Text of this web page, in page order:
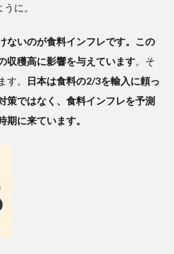
に。
ないのが食料インフレです。この
収穫高に影響を与えています。そ
。
日本は食料の2/3を輸入に頼っ
策ではなく、食料インフレを予測
期に来ています。